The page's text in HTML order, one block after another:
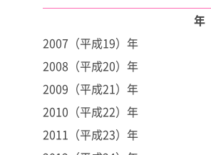
年
2007（平成19）年
2008（平成20）年
2009（平成21）年
2010（平成22）年
2011（平成23）年